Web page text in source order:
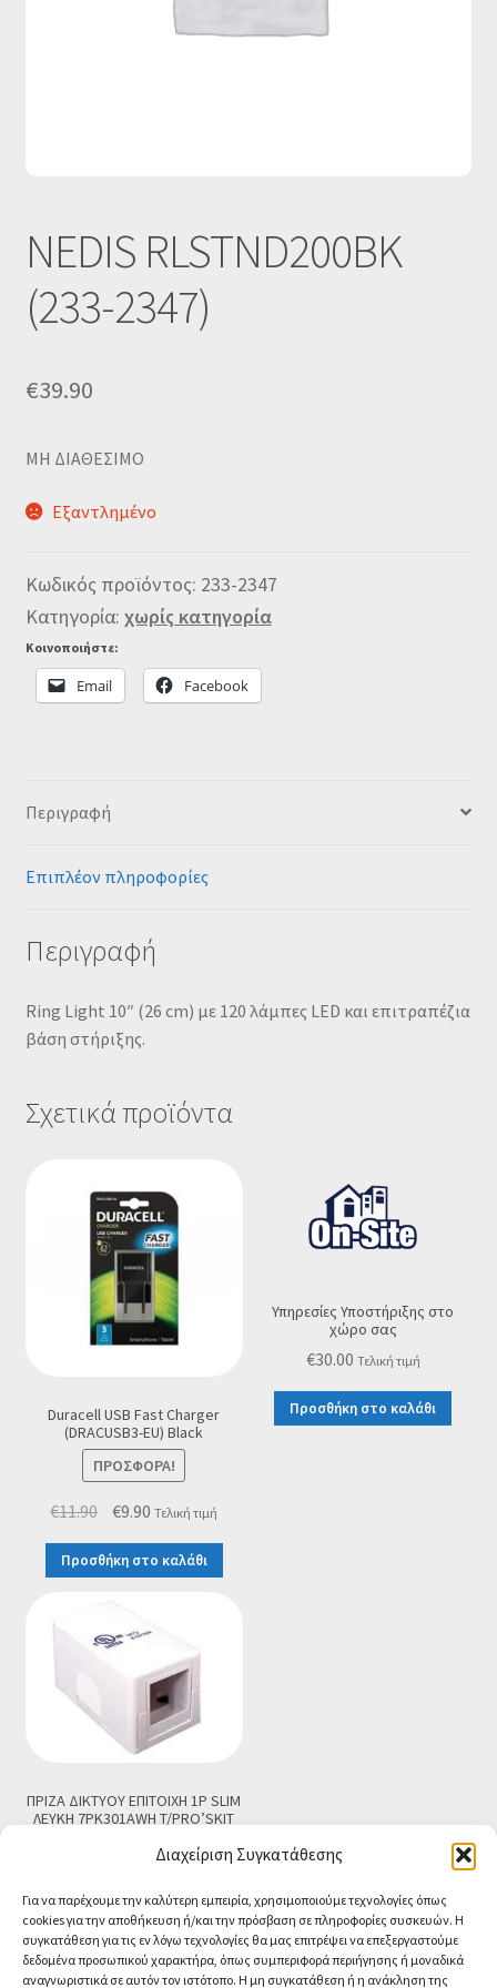
Διαχείριση Συγκατάθεσης
Για να παρέχουμε την καλύτερη εμπειρία, χρησιμοποιούμε τεχνολογίες όπως
cookies για την αποθήκευση ή/και την πρόσβαση σε πληροφορίες συσκευών. Η
συγκατάθεση για τις εν λόγω τεχνολογίες θα μας επιτρέψει να επεξεργαστούμε
δεδομένα προσωπικού χαρακτήρα, όπως συμπεριφορά περιήγησης ή μοναδικά
αναγνωριστικά σε αυτόν τον ιστότοπο. Η μη συγκατάθεση ή η ανάκληση της
NEDIS RLSTND200BK
(233-2347)
€39.90
MΗ ΔΙΑΘΕΣΙΜΟ
Εξαντλημένο
Κωδικός προϊόντος: 233-2347
Κατηγορία: χωρίς κατηγορία
Κοινοποιήστε:
Email Facebook
Περιγραφή
Επιπλέον πληροφορίες
Περιγραφή
Ring Light 10″ (26 cm) με 120 λάμπες LED και επιτραπέζια
βάση στήριξης.
Σχετικά προϊόντα
Duracell USB Fast Charger
(DRACUSB3-EU) Black
ΠΡΟΣΦΟΡΆ!
€11.90 Original
price
was:
€9.90 Η
τρέχουσα
τιμή
Τελική τιμή
Προσθήκη στο καλάθι
Υπηρεσίες Υποστήριξης στο
χώρο σας
€30.00 Τελική τιμή
Προσθήκη στο καλάθι
ΠΡΙΖΑ ΔΙΚΤΥΟΥ ΕΠΙΤΟΙΧΗ 1P SLIM
ΛΕΥΚΗ 7PK301AWH T/PRO’SKIT
Τελική τιμή
Προσθήκη στο καλάθι